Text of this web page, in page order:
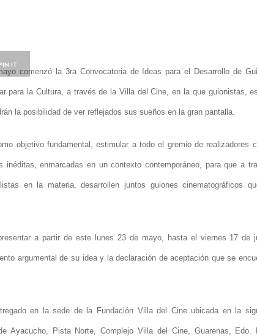
IT
comenzó la 3ra Convocatoria de Ideas para el Desarrollo de
para la Cultura, a través de la Villa del Cine, en la que guionistas,
la posibilidad de ver reflejados sus sueños en la gran pantalla.
objetivo fundamental, estimular a todo el gremio de realizadores
inéditas, enmarcadas en un contexto contemporáneo, para que a
en la materia, desarrollen juntos guiones cinematográficos
a partir de este lunes 23 de mayo, hasta el viernes 17 de
argumental de su idea y la declaración de aceptación que se
en la sede de la Fundación Villa del Cine ubicada en la
Ayacucho, Pista Norte, Complejo Villa del Cine, Guarenas, Edo.